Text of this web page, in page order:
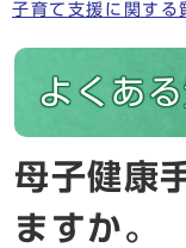
子育て支援に関する
よくあ
母子健康
ますか。